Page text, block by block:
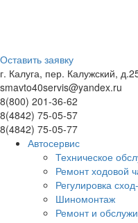
Оставить заявку
г. Калуга, пер. Калужский,
smavto40servis@yandex.ru
8(800) 201-36-62
8(4842) 75-05-57
8(4842) 75-05-77
Автосервис
Техническое
Ремонт ходовой
Регулировка
Шиномонтаж
Ремонт и